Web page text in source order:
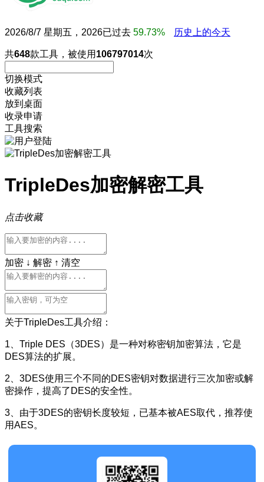
2026/8/7 星期五，2026已过去 59.73% 历史上的今天
共648款工具，被使用 106797014次
切换模式
收藏列表
放到桌面
收录申请
工具搜索
TripleDes加密解密工具
点击收藏
加密 ↓ 解密 ↑ 清空
关于TripleDes工具介绍：
1、Triple DES（3DES）是一种对称密钥加密算法，它是
DES算法的扩展。
2、3DES使用三个不同的DES密钥对数据进行三次加密或解
密操作，提高了DES的安全性。
3、由于3DES的密钥长度较短，已基本被AES取代，推荐使
用AES。